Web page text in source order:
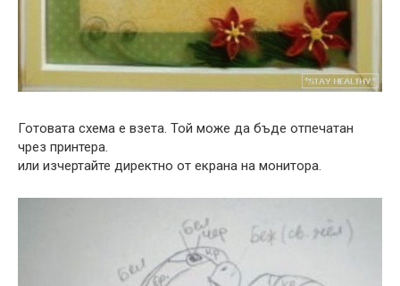
Готовата схема е взета. Той може да бъде отпечатан
чрез принтера.
или изчертайте директно от екрана на монитора.